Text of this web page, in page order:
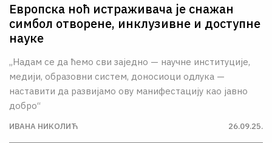
Европска ноћ истраживача је снажан
симбол отворене, инклузивне и доступне
науке
„Надам се да ћемо сви заједно — научне институције,
медији, образовни систем, доносиоци одлука —
наставити да развијамо ову манифестацију као јавно
добро“
ИВАНА НИКОЛИЋ 26.09.25.